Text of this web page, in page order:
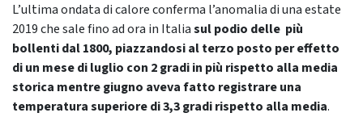
L’ultima ondata di calore conferma l’anomalia di una estate
2019 che sale fino ad ora in Italiasul podio delle più
bollenti dal 1800, piazzandosi al terzo posto per effetto
di un mese di luglio con 2 gradi in più rispetto alla media
storica mentre giugno aveva fatto registrare una
temperatura superiore di 3,3 gradi rispetto alla media.